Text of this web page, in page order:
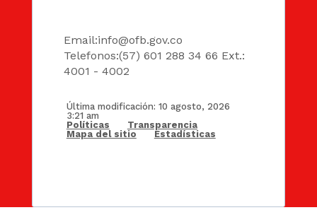
Email:info@ofb.gov.co
Telefonos:(57) 601 288 34 66 Ext.:
4001 - 4002
Última modificación: 10 agosto, 2026
3:21 am
Políticas
Transparencia
Mapa del sitio
Estadísticas